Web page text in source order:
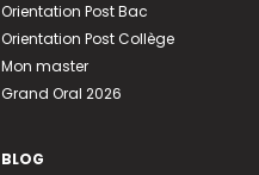
Orientation Post Bac
Orientation Post Collège
Mon master
Grand Oral 2026
BLOG